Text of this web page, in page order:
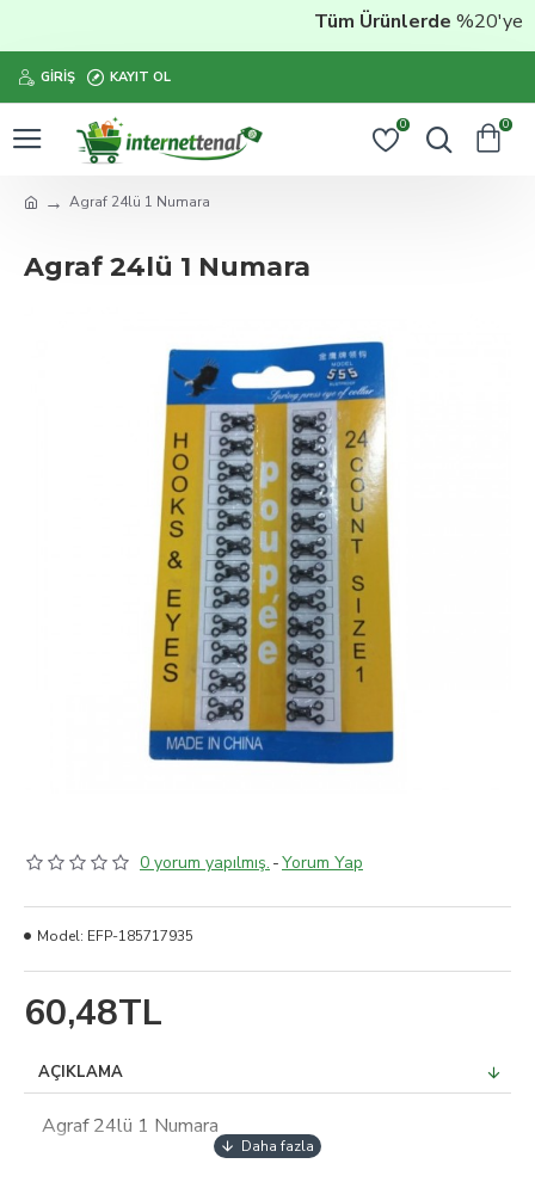
Tüm Ürünlerde%20'ye
GIRIŞ KAYIT OL
0 0
Agraf 24lü 1 Numara
Agraf 24lü 1 Numara
0 yorum yapılmış. -Yorum Yap
60,48TL
Model: EFP-185717935
AÇIKLAMA
Agraf 24lü 1 Numara